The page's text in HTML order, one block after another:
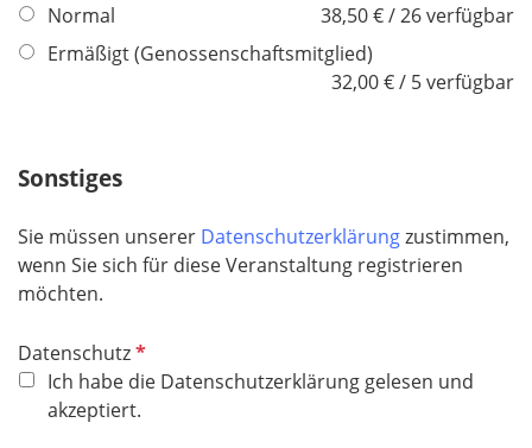
e
l
f
f
l
d
Normal
38,50 € / 26 verfügbar
Ermäßigt (Genossenschaftsmitglied)
32,00 € / 5 verfügbar
Sonstiges
Sie müssen unserer Datenschutzerklärungzustimmen,
wenn Sie sich für diese Veranstaltung registrieren
möchten.
DatenschutzP
f
l
Ich habe die Datenschutzerklärung gelesen und
akzeptiert.